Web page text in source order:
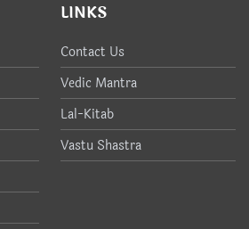
LINKS
Contact Us
Vedic Mantra
Lal-Kitab
Vastu Shastra